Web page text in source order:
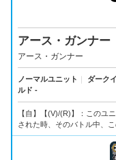
アース・ガンナー
アース・ガンナー
ノーマルユニット ダーク
ルド -
【自】【(V)/(R)】：このユ
された時、そのバトル中、